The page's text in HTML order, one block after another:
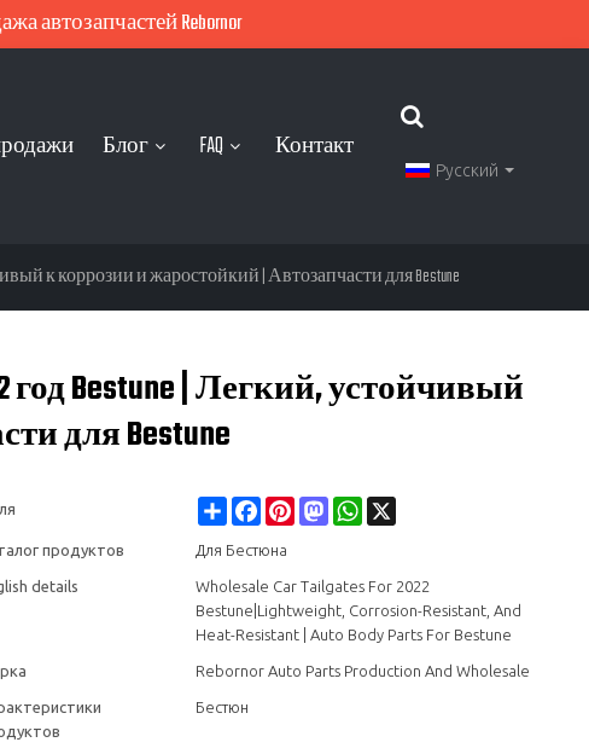
автозапчастей Rebornor
Блог FAQ Контакт
Русский
к коррозии и жаростойкий | Автозапчасти для Bestune
Bestune | Легкий, устойчивый
для Bestune
Share FacebookPinterestMastodonWhatsApp
продуктов Для Бестюна
details
Wholesale Car Tailgates For 2022
Bestune|Lightweight, Corrosion-Resistant, And
Heat-Resistant | Auto Body Parts For Bestune
Rebornor Auto Parts Production And Wholesale
Бестюн